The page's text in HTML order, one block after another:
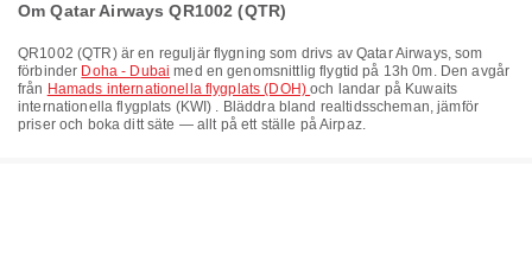
Om Qatar Airways QR1002 (QTR)
QR1002 (QTR) är en reguljär flygning som drivs avQatar Airways, som
förbinder Doha - Dubai med en genomsnittlig flygtid på 13h 0m. Den avgår
från Hamads internationella flygplats (DOH)och landar på Kuwaits
internationella flygplats (KWI) . Bläddra bland realtidsscheman, jämför
priser och boka ditt säte — allt på ett ställe på Airpaz.